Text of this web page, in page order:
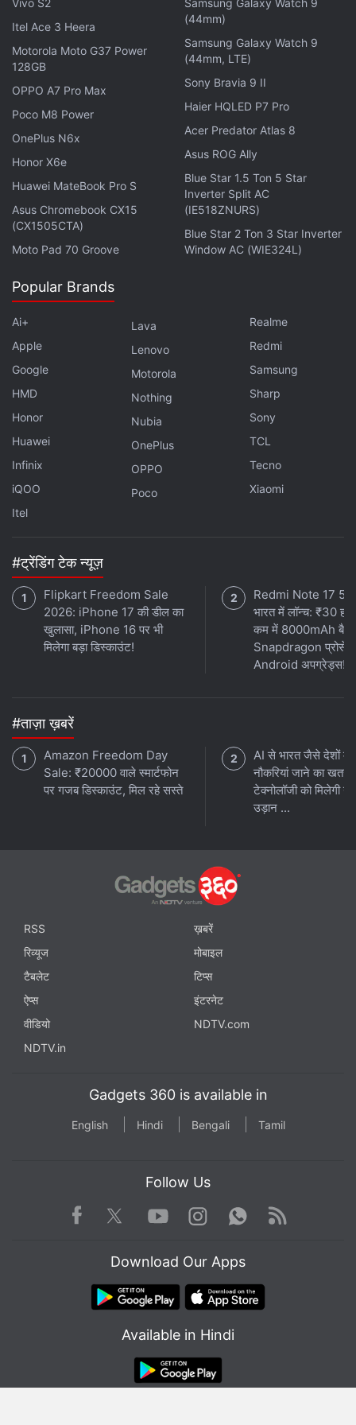
यह था कि इंटेलिजेंस से जगह तय की जाए और एक ऐसा लिविंग इंटीरियर
तैयार किया जाए जो आपके साथ-साथ चले। SkyNomad उन
ग्राहकों के लिए है जिन्हें रोजाना आने-जाने, परिवार के साथ घूमने-फिरने
और कभी-कभी कार से काम करने के लिए एक ही कार चाहिए। यह एक
ऐसी काम की कार है जो अलग-अलग जरूरतों के हिसाब से ढल जाती
है। यह सीरीज प्रोफेशनल्स और माता-पिता दोनों के लिए तैयार की गई
लेटेस्ट टेक न्यूज़ स्मार्टफोन रिव्यूऔर लोकप्रिय मोबाइलपर मिलने वाले
एक्सक्लूसिव ऑफर के लिए गैजेट्स 360
ऐप डाउनलोड करें और
हमेंगूगल समाचार पर फॉलो करें।
Xiaomi SkyNomad, Xiaomi SkyNomad Features
SkyNomad Design
Xiaomi EV
Vivo S2
Itel Ace 3 Heera
Motorola Moto G37 Power
128GB
OPPO A7 Pro Max
Poco M8 Power
OnePlus N6x
Honor X6e
Huawei MateBook Pro S
Asus Chromebook CX15
(CX1505CTA)
Moto Pad 70 Groove
Samsung Galaxy Watch 9
(44mm)
Samsung Galaxy Watch 9
(44mm, LTE)
Sony Bravia 9 II
Haier HQLED P7 Pro
Acer Predator Atlas 8
Asus ROG Ally
Blue Star 1.5 Ton 5 Star
Inverter Split AC
(IE518ZNURS)
Blue Star 2 Ton 3 Star Inverter
Window AC (WIE324L)
Popular Brands
Ai+
Apple
Google
HMD
Honor
Huawei
Infinix
iQOO
Itel
Lava
Lenovo
Motorola
Nothing
Nubia
OnePlus
OPPO
Poco
Realme
Redmi
Samsung
Sharp
Sony
TCL
Tecno
Xiaomi
#ट्रेंडिंग टेक न्यूज़
Flipkart Freedom Sale
2026: iPhone 17 की डील का
खुलासा, iPhone 16 पर भी
मिलेगा बड़ा डिस्काउंट!
Redmi Note 17 5G
भारत में लॉन्च: ₹30
कम में 8000mAh
Snapdragon
Android अपग्रेड्स!
#ताज़ा ख़बरें
Amazon Freedom Day
Sale: ₹20000 वाले स्मार्टफोन
पर गजब डिस्काउंट, मिल रहे सस्ते
AI से भारत जैसे देशों में
नौकरियां जाने का
टेक्नोलॉजी को मिलेगी नई
उड़ान ...
RSS
ख़बरें
रिव्यूज
मोबाइल
टैबलेट
टिप्स
ऐप्स
इंटरनेट
वीडियो
NDTV.com
NDTV.in
Gadgets 360 is available in
English Hindi Bengali Tamil
Follow Us
Facebook TwitterYoutube
Instagram WhatsApp
Rss
Download Our Apps
Available in Hindi